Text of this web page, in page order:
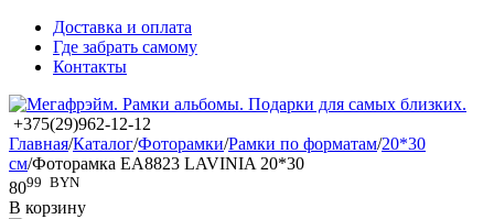
Доставка и оплата
Где забрать самому
Контакты
+375(29)962-12-12
Главная/Каталог/Фоторамки/Рамки по форматам/20*30
см/Фоторамка EA8823 LAVINIA 20*30
8099 BYN
В корзину